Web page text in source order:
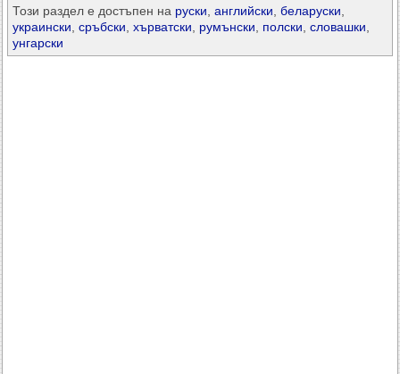
Този раздел е достъпен на руски английски беларуски
украински сръбски хърватски румънски полски словашки
унгарски